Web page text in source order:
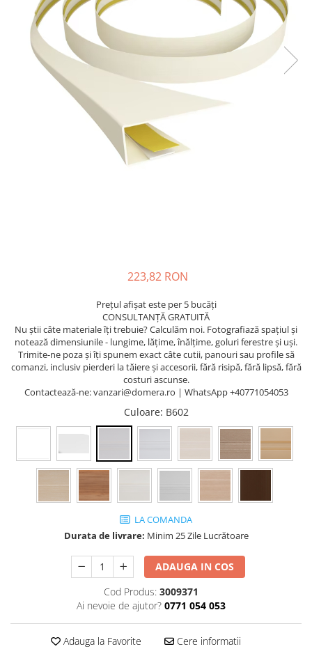
223,82 RON
Prețul afișat este per 5 bucăți
CONSULTANȚĂ GRATUITĂ
Nu știi câte materiale îți trebuie? Calculăm noi. Fotografiază spațiul și
notează dimensiunile - lungime, lățime, înălțime, goluri ferestre și uși.
Trimite-ne poza și îți spunem exact câte cutii, panouri sau profile să
comanzi, inclusiv pierderi la tăiere și accesorii, fără risipă, fără lipsă, fără
costuri ascunse.
Contactează-ne: vanzari@domera.ro | WhatsApp +40771054053
Culoare: B602
LA COMANDA
Durata de livrare: Minim 25 Zile Lucrătoare
ADAUGA IN COS
Cod Produs: 3009371
Ai nevoie de ajutor? 0771 054 053
Adauga la Favorite Cere informatii